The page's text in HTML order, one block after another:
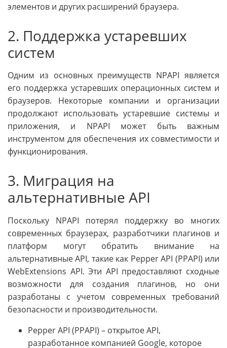
элементов и других расширений браузера.
2. Поддержка устаревших
систем
Одним из основных преимуществ NPAPI является
его поддержка устаревших операционных систем и
браузеров. Некоторые компании и организации
продолжают использовать устаревшие системы и
приложения, и NPAPI может быть важным
инструментом для обеспечения их совместимости и
функционирования.
3. Миграция на
альтернативные API
Поскольку NPAPI потерял поддержку во многих
современных браузерах, разработчики плагинов и
платформ могут обратить внимание на
альтернативные API, такие как Pepper API (PPAPI) или
WebExtensions API. Эти API предоставляют сходные
возможности для создания плагинов, но они
разработаны с учетом современных требований
безопасности и производительности.
Pepper API (PPAPI) – открытое API,
разработанное компанией Google, которое